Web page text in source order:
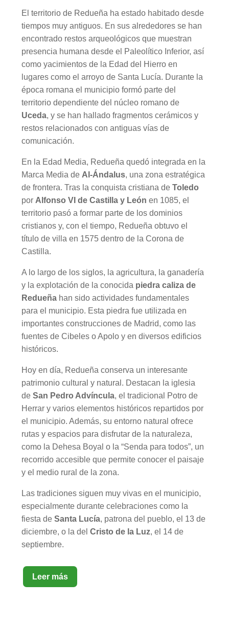
El territorio de Redueña ha estado habitado desde
tiempos muy antiguos. En sus alrededores se han
encontrado restos arqueológicos que muestran
presencia humana desde el Paleolítico Inferior, así
como yacimientos de la Edad del Hierro en
lugares como el arroyo de Santa Lucía. Durante la
época romana el municipio formó parte del
territorio dependiente del núcleo romano de
Uceda, y se han hallado fragmentos cerámicos y
restos relacionados con antiguas vías de
comunicación.
En la Edad Media, Redueña quedó integrada en la
Marca Media de Al‑Ándalus, una zona estratégica
de frontera. Tras la conquista cristiana de Toledo
por Alfonso VI de Castilla y León en 1085, el
territorio pasó a formar parte de los dominios
cristianos y, con el tiempo, Redueña obtuvo el
título de villa en 1575 dentro de la Corona de
Castilla.
A lo largo de los siglos, la agricultura, la ganadería
y la explotación de la conocida piedra caliza de
Redueñahan sido actividades fundamentales
para el municipio. Esta piedra fue utilizada en
importantes construcciones de Madrid, como las
fuentes de Cibeles o Apolo y en diversos edificios
históricos.
Hoy en día, Redueña conserva un interesante
patrimonio cultural y natural. Destacan la iglesia
de San Pedro Advíncula, el tradicional Potro de
Herrar y varios elementos históricos repartidos por
el municipio. Además, su entorno natural ofrece
rutas y espacios para disfrutar de la naturaleza,
como la Dehesa Boyal o la “Senda para todos”, un
recorrido accesible que permite conocer el paisaje
y el medio rural de la zona.
Las tradiciones siguen muy vivas en el municipio,
especialmente durante celebraciones como la
fiesta de Santa Lucía, patrona del pueblo, el 13 de
diciembre, o la del Cristo de la Luz, el 14 de
septiembre.
Leer más